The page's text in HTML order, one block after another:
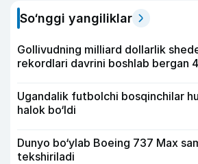
So‘nggi yangiliklar
Gollivudning milliard dollarlik
rekordlari davrini boshlab bergan
Ugandalik futbolchi bosqinchilar
halok bo‘ldi
Dunyo bo‘ylab Boeing 737 Max
tekshiriladi